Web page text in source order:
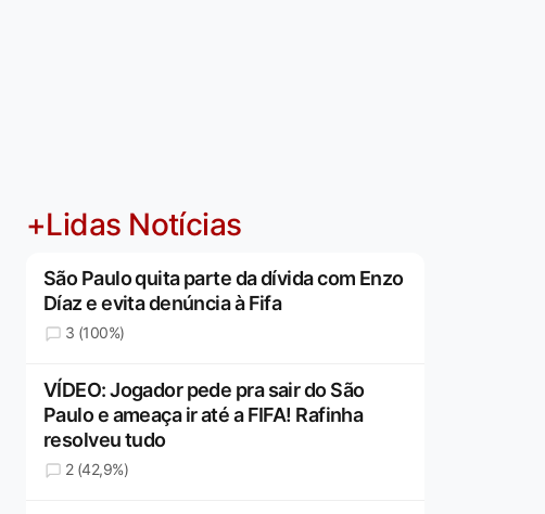
+Lidas Notícias
São Paulo quita parte da dívida com Enzo
Díaz e evita denúncia à Fifa
3 (100%)
VÍDEO: Jogador pede pra sair do São
Paulo e ameaça ir até a FIFA! Rafinha
resolveu tudo
2 (42,9%)